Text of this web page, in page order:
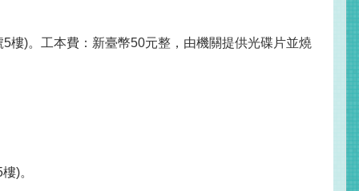
樓)。工本費：新臺幣50元整，由機關提供光碟片並燒
)。